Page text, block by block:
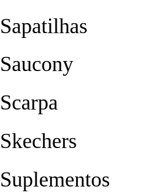
Sapatilhas
Saucony
Scarpa
Skechers
Suplementos